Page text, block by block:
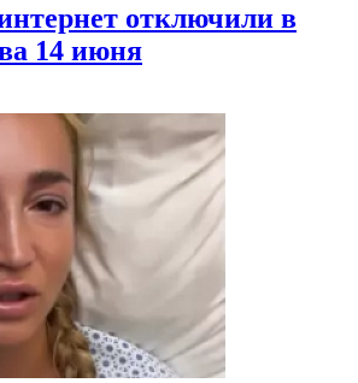
отключили в
14 июня